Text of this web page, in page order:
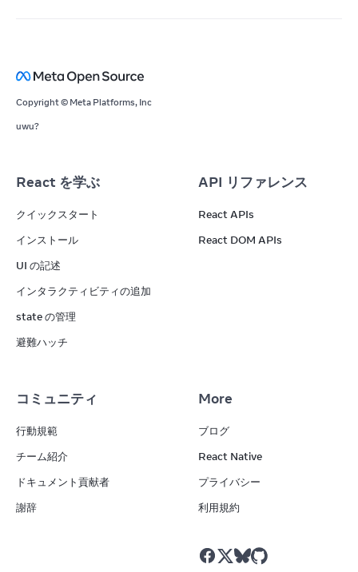
Copyright © Meta Platforms, Inc
uwu?
React を学ぶ
クイックスタート
インストール
UI の記述
インタラクティビティの追加
state の管理
避難ハッチ
API リファレンス
React APIs
React DOM APIs
コミュニティ
行動規範
チーム紹介
ドキュメント貢献者
謝辞
More
ブログ
React Native
プライバシー
利用規約